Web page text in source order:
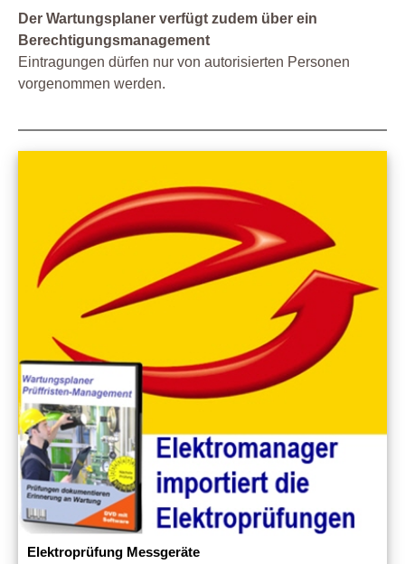
Der Wartungsplaner verfügt zudem über ein
Berechtigungsmanagement
Eintragungen dürfen nur von autorisierten Personen
vorgenommen werden.
Elektroprüfung Messgeräte